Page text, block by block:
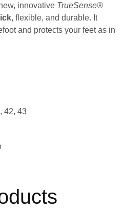
innovative TrueSense®
, flexible, and durable. It
and protects your feet as in
42, 43